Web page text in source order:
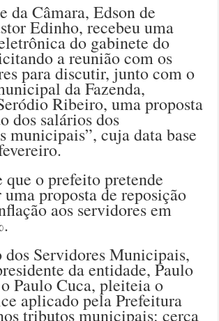
da Câmara, Edson de
Edinho, recebeu uma
do gabinete do
a reunião com os
para discutir, junto com o
da Fazenda,
Ribeiro, uma proposta
dos salários dos
municipais”, cuja data base
que o prefeito pretende
proposta de reposição
aos servidores em
Servidores Municipais,
da entidade, Paulo
Paulo Cuca, pleiteia o
aplicado pela Prefeitura
tributos municipais: cerca